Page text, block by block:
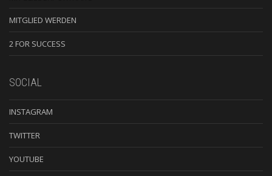
MITGLIED WERDEN
2 FOR SUCCESS
SOCIAL
INSTAGRAM
TWITTER
YOUTUBE